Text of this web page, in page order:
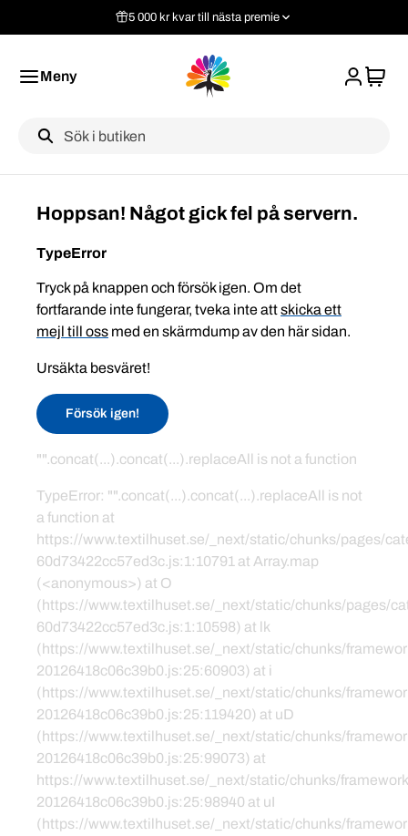
5 000 kr kvar till nästa premie
Meny
Label
Hoppsan! Något gick fel på servern.
TypeError
Tryck på knappen och försök igen. Om det
fortfarande inte fungerar, tveka inte attskicka ett
mejl till oss med en skärmdump av den här sidan.
Ursäkta besväret!
Försök igen!
"".concat(...).concat(...).replaceAll is not a function
TypeError: "".concat(...).concat(...).replaceAll is not
a function at
https://www.textilhuset.se/_next/static/chunks/pages/
60d73422cc57ed3c.js:1:10791 at Array.map
(<anonymous>) at O
(https://www.textilhuset.se/_next/static/chunks/pages/
60d73422cc57ed3c.js:1:10598) at lk
(https://www.textilhuset.se/_next/static/chunks/
20126418c06c39b0.js:25:60903) at i
(https://www.textilhuset.se/_next/static/chunks/
20126418c06c39b0.js:25:119420) at uD
(https://www.textilhuset.se/_next/static/chunks/
20126418c06c39b0.js:25:99073) at
https://www.textilhuset.se/_next/static/chunks/
20126418c06c39b0.js:25:98940 at uI
(https://www.textilhuset.se/_next/static/chunks/